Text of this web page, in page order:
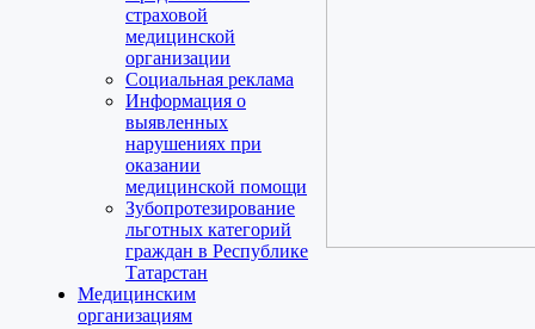
страховой
медицинской
организации
Социальная реклама
Информация о
выявленных
нарушениях при
оказании
медицинской помощи
Зубопротезирование
льготных категорий
граждан в Республике
Татарстан
Медицинским
организациям